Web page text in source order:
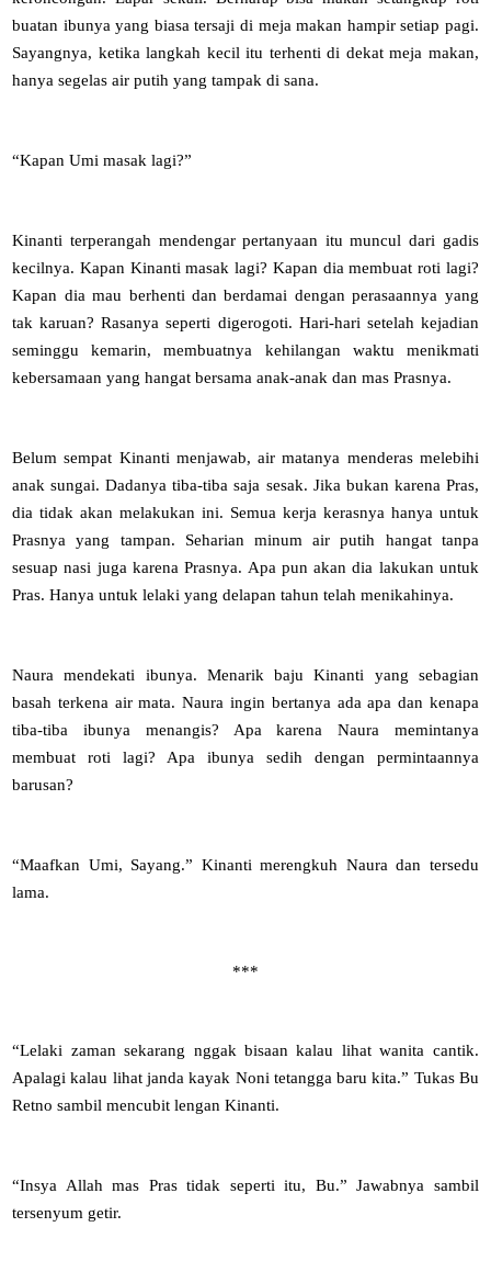
buatan ibunya yang biasa tersaji di meja makan hampir setiap pagi.
Sayangnya, ketika langkah kecil itu terhenti di dekat meja makan,
hanya segelas air putih yang tampak di sana.
“Kapan Umi masak lagi?”
Kinanti terperangah mendengar pertanyaan itu muncul dari gadis
kecilnya. Kapan Kinanti masak lagi? Kapan dia membuat roti lagi?
Kapan dia mau berhenti dan berdamai dengan perasaannya yang
tak karuan? Rasanya seperti digerogoti. Hari-hari setelah kejadian
seminggu kemarin, membuatnya kehilangan waktu menikmati
kebersamaan yang hangat bersama anak-anak dan mas Prasnya.
Belum sempat Kinanti menjawab, air matanya menderas melebihi
anak sungai. Dadanya tiba-tiba saja sesak. Jika bukan karena Pras,
dia tidak akan melakukan ini. Semua kerja kerasnya hanya untuk
Prasnya yang tampan. Seharian minum air putih hangat tanpa
sesuap nasi juga karena Prasnya. Apa pun akan dia lakukan untuk
Pras. Hanya untuk lelaki yang delapan tahun telah menikahinya.
Naura mendekati ibunya. Menarik baju Kinanti yang sebagian
basah terkena air mata. Naura ingin bertanya ada apa dan kenapa
tiba-tiba ibunya menangis? Apa karena Naura memintanya
membuat roti lagi? Apa ibunya sedih dengan permintaannya
barusan?
“Maafkan Umi, Sayang.” Kinanti merengkuh Naura dan tersedu
lama.
***
“Lelaki zaman sekarang nggak bisaan kalau lihat wanita cantik.
Apalagi kalau lihat janda kayak Noni tetangga baru kita.” Tukas Bu
Retno sambil mencubit lengan Kinanti.
“Insya Allah mas Pras tidak seperti itu, Bu.” Jawabnya sambil
tersenyum getir.